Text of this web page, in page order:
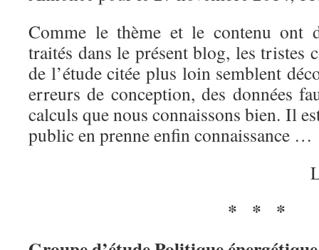
Comme le thème et le contenu ont
traités dans le présent blog, les tristes
de l’étude citée plus loin semblent
erreurs de conception, des données
calculs que nous connaissons bien. Il
public en prenne enfin connaissance …
* * *